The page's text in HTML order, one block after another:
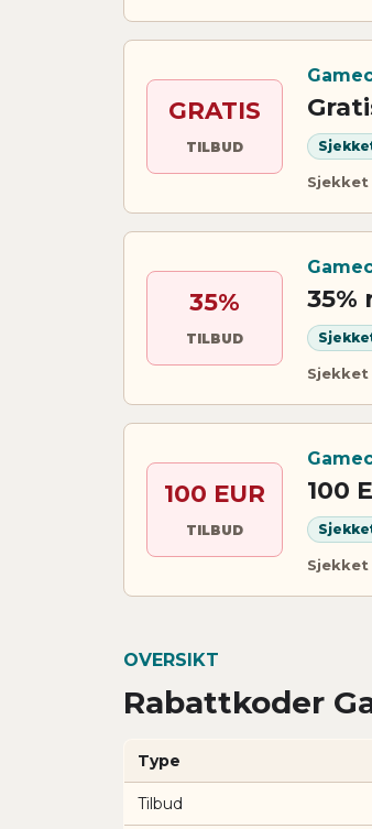
GRATIS
TILBUD
35%
TILBUD
35%
100 EUR
TILBUD
100
OVERSIKT
Rabattkoder
Type
Tilbud